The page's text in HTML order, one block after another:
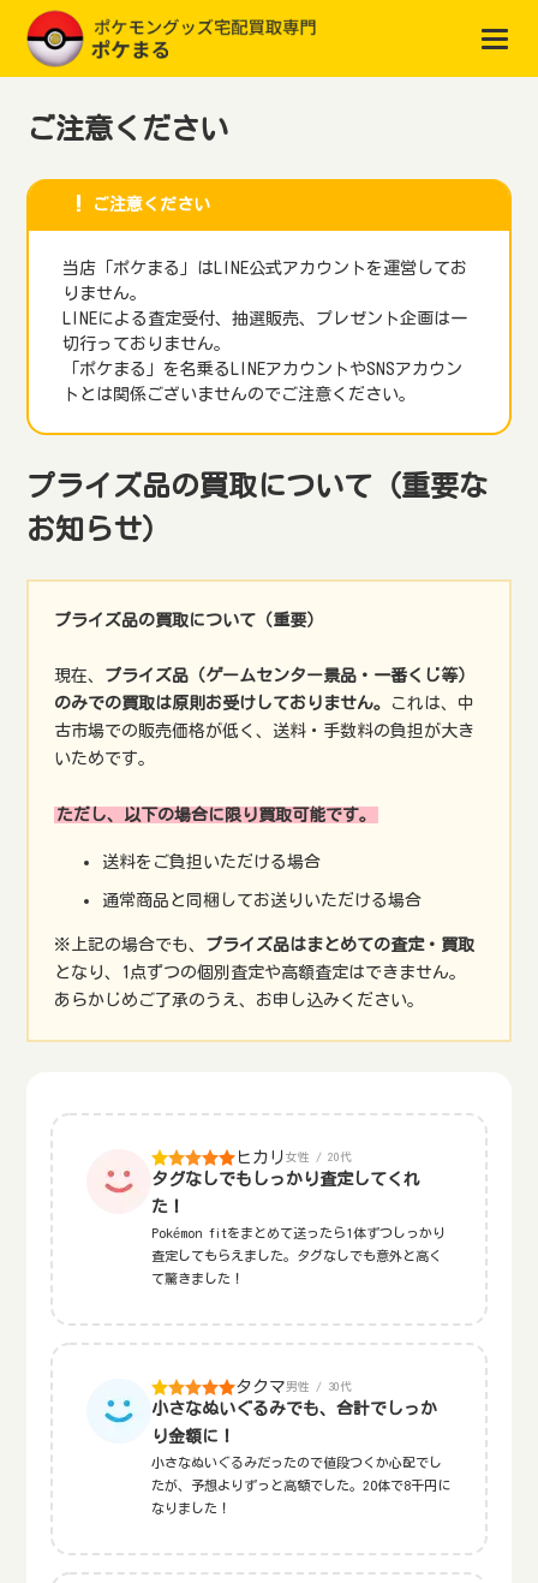
ご注意ください
ご注意ください
当店「ポケまる」はLINE公式アカウントを運営してお
りません。
LINEによる査定受付、抽選販売、プレゼント企画は一
切行っておりません。
「ポケまる」を名乗るLINEアカウントやSNSアカウン
トとは関係ございませんのでご注意ください。
プライズ品の買取について（重要な
お知らせ）
プライズ品の買取について（重要）
現在、 プライズ品（ゲームセンター景品・一番くじ等）
のみでの買取は原則お受けしておりません。
これは、中
古市場での販売価格が低く、送料・手数料の負担が大き
いためです。
ただし、以下の場合に限り買取可能です。
送料をご負担いただける場合
通常商品と同梱してお送りいただける場合
※上記の場合でも、 プライズ品はまとめての査定・買取
となり、1点ずつの個別査定や高額査定はできません。
あらかじめご了承のうえ、お申し込みください。
ヒカリ女性 / 20代
タグなしでもしっかり査定してくれ
た！
Pokémon fitをまとめて送ったら1体ずつしっかり
査定してもらえました。タグなしでも意外と高く
て驚きました！
タクマ 男性 / 30代
小さなぬいぐるみでも、合計でしっか
り金額に！
小さなぬいぐるみだったので値段つくか心配でし
たが、予想よりずっと高額でした。20体で8千円に
なりました！